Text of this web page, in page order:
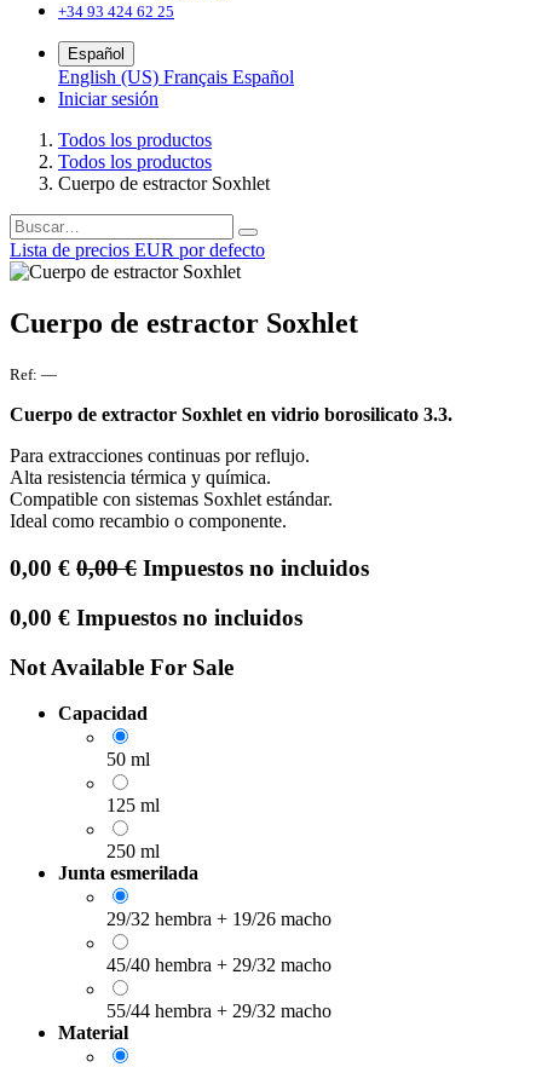
+34 93 424 62 25
Español
English (US) Français Español
Iniciar sesión
Todos los productos
Todos los productos
Cuerpo de estractor Soxhlet
Lista de precios EUR por defecto
Cuerpo de estractor Soxhlet
Ref: —
Cuerpo de extractor Soxhlet en vidrio borosilicato 3.3.
Para extracciones continuas por reflujo.
Alta resistencia térmica y química.
Compatible con sistemas Soxhlet estándar.
Ideal como recambio o componente.
0,00 € 0,00€ Impuestos no incluidos
0,00 € Impuestos no incluidos
Not Available For Sale
Capacidad
50 ml
125 ml
250 ml
Junta esmerilada
29/32 hembra + 19/26 macho
45/40 hembra + 29/32 macho
55/44 hembra + 29/32 macho
Material